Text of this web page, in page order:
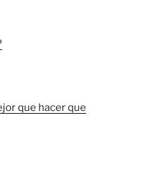
que hacer que